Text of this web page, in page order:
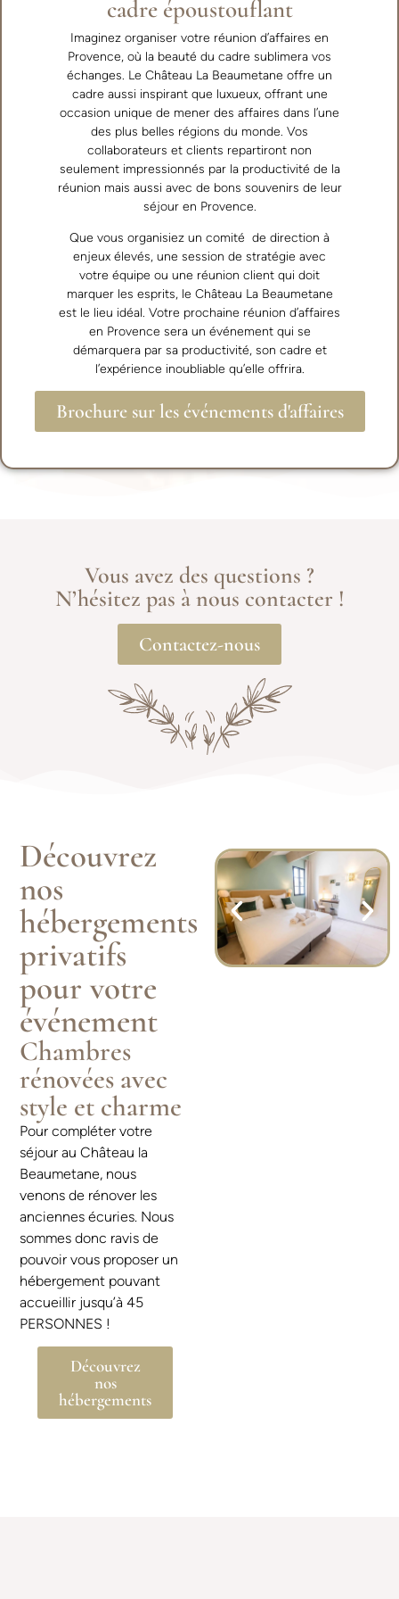
cadre époustouflant
Imaginez organiser votre réunion d’affaires en
Provence, où la beauté du cadre sublimera vos
échanges. Le Château La Beaumetane offre un
cadre aussi inspirant que luxueux, offrant une
occasion unique de mener des affaires dans l’une
des plus belles régions du monde. Vos
collaborateurs et clients repartiront non
seulement impressionnés par la productivité de la
réunion mais aussi avec de bons souvenirs de leur
séjour en Provence.
Que vous organisiez un comité de direction à
enjeux élevés, une session de stratégie avec
votre équipe ou une réunion client qui doit
marquer les esprits, le Château La Beaumetane
est le lieu idéal. Votre prochaine réunion d’affaires
en Provence sera un événement qui se
démarquera par sa productivité, son cadre et
l’expérience inoubliable qu’elle offrira.
Brochure sur les événements d'affaires
Vous avez des questions ?
N’hésitez pas à nous contacter !
Contactez-nous
Découvrez
nos
hébergements
privatifs
pour votre
événement
Chambres
rénovées avec
style et charme
Pour compléter votre
séjour au Château la
Beaumetane, nous
venons de rénover les
anciennes écuries. Nous
sommes donc ravis de
pouvoir vous proposer un
hébergement pouvant
accueillir jusqu’à 45
PERSONNES !
Découvrez
nos
hébergements